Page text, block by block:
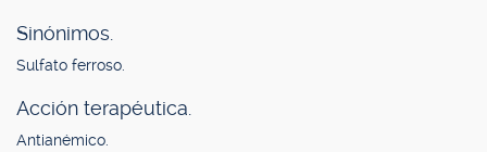
Sinónimos.
Sulfato ferroso.
Acción terapéutica.
Antianémico.